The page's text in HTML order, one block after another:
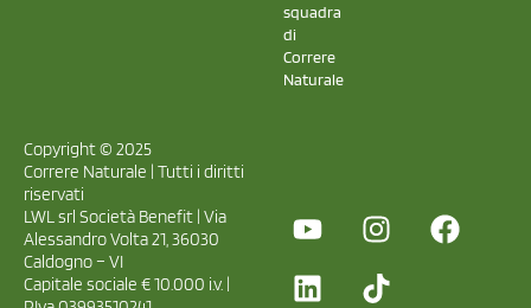
squadra
di
Correre
Naturale
Copyright © 2025
Correre Naturale | Tutti i diritti
riservati
LWL srl Società Benefit | Via
Alessandro Volta 21, 36030
Caldogno – VI
Capitale sociale € 10.000 i.v. |